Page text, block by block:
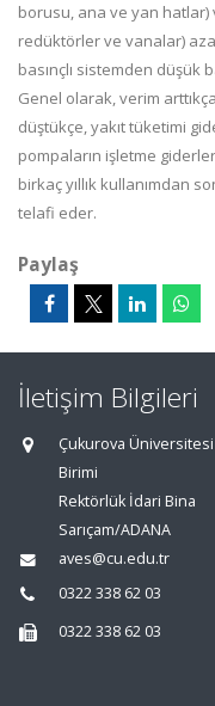
borusu, ana ve yan hatlar)
redüktörler ve vanalar)
basınçlı sistemden düşük
Genel olarak, verim
düştükçe, yakıt tüketimi
pompaların işletme
birkaç yıllık kullanımdan
telafi eder.
Paylaş
İletişim Bilgileri
Çukurova
Birimi
Rektörlük İdari Bina
Sarıçam/ADANA
aves@cu.edu.tr
0322 338 62 03
0322 338 62 03